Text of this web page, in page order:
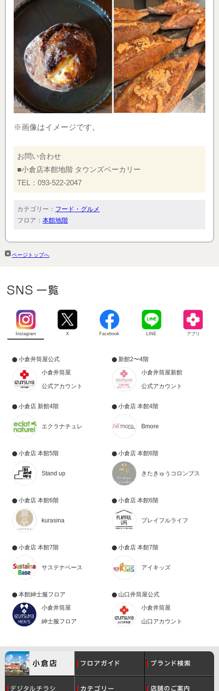
※画像はイメージです。
お問い合わせ
■小倉店本館地階 タウンズベーカリー
TEL：093-522-2047
カテゴリー： フード・グルメ
フロア： 本館地階
ページトップへ
Instagram X Facebook LINE アプリ
小倉井筒屋公式
小倉井筒屋
公式アカウント
新館2〜4階
小倉井筒屋新館
公式アカウント
小倉店 新館4階
エクラナチュレ
小倉店 本館4階
Bmore
小倉店 本館5階
Stand up
小倉店 本館6階
きたきゅうコロンブス
小倉店 本館6階
kurasina
小倉店 本館6階
プレイフルライフ
小倉店 本館7階
サステナベース
小倉店 本館7階
アイキッズ
本館紳士服フロア
小倉井筒屋
紳士服フロア
山口井筒屋公式
小倉井筒屋
山口アカウント